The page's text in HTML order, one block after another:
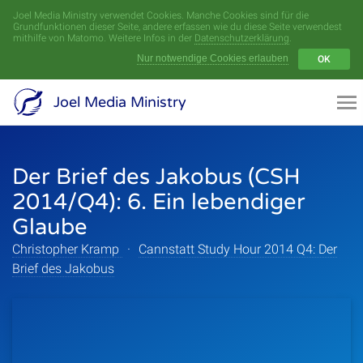
Joel Media Ministry verwendet Cookies. Manche Cookies sind für die
Grundfunktionen dieser Seite, andere erfassen wie du diese Seite verwendest
mithilfe von Matomo. Weitere Infos in der Datenschutzerklärung.
Nur notwendige Cookies erlauben
OK
Joel Media Ministry
Der Brief des Jakobus (CSH
2014/Q4): 6. Ein lebendiger
Glaube
Christopher Kramp ·
Cannstatt Study Hour 2014 Q4: Der
Brief des Jakobus
Menü
Videoarchiv
Serien
Sprecher
Themen